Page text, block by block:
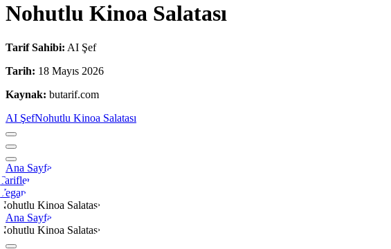
Nohutlu Kinoa Salatası
Tarif Sahibi: AI Şef
Tarih: 18 Mayıs 2026
Kaynak: butarif.com
AI ŞefNohutlu Kinoa Salatası
Ana Sayfa
Kinoa Salatası
Ana Sayfa
Kinoa Salatası